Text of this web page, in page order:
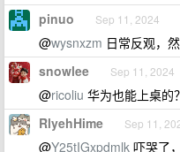
pinuo Sep 11, 2024
@wysnxzm 日常反观，
snowlee Sep 11, 2024
@ricoliu 华为也能上桌的
RlyehHime Sep 11,
@Y25tIGxpdmlk 吓哭了